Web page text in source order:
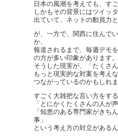
日本の風潮を考えても、す
しかもその背景にはツイッ
出ていて、ネットの動員力
が、一方で、関西に住んで
か、
報道されるまで、毎週デモ
の方が多い印象があります。
そうした現実が、「たくさ
もっと現実的な対案を考え
つながっているのかもしれ
すごく大雑把な言い方をす
「とにかくたくさんの人が
「知恵のある専門家がきち
事」
という考え方の対立がある